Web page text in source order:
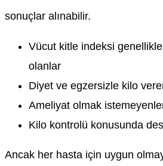
sonuçlar alınabilir.
Vücut kitle indeksi
olanlar
Diyet ve egzersizle kilo
Ameliyat olmak
Kilo kontrolü konusunda
Ancak her hasta için uygun